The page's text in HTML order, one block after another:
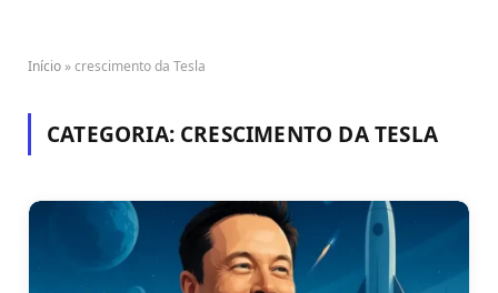
Início »crescimento da Tesla
CATEGORIA: CRESCIMENTO DA TESLA